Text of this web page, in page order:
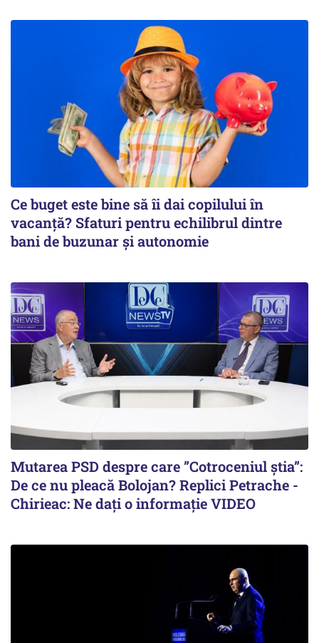
Ce buget este bine să îi dai copilului în
vacanță? Sfaturi pentru echilibrul dintre
bani de buzunar și autonomie
Mutarea PSD despre care ”Cotroceniul știa”:
De ce nu pleacă Bolojan? Replici Petrache -
Chirieac: Ne dați o informație VIDEO